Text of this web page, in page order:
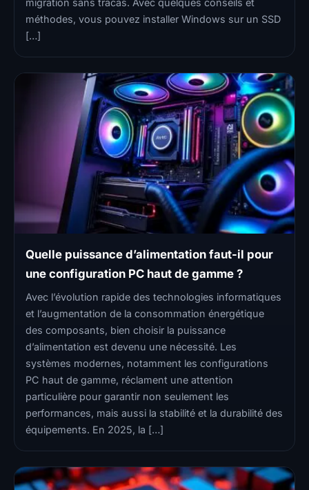
méthodes, vous pouvez installer Windows sur un SSD
[…]
Quelle puissance d’alimentation faut-il pour
une configuration PC haut de gamme ?
Avec l’évolution rapide des technologies informatiques
et l’augmentation de la consommation énergétique
des composants, bien choisir la puissance
d’alimentation est devenu une nécessité. Les
systèmes modernes, notamment les configurations
PC haut de gamme, réclament une attention
particulière pour garantir non seulement les
performances, mais aussi la stabilité et la durabilité des
équipements. En 2025, la […]